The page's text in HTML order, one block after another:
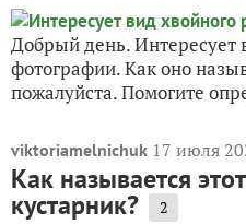
Добрый день. Интересует
фотографии. Как оно
пожалуйста. Помогите
viktoriamelnichuk 17 июля
Как называется
кустарник? 2